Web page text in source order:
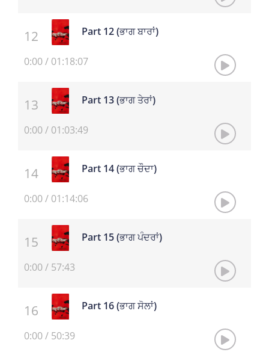
Part 12 (ਭਾਗ ਬਾਰਾਂ)
0:00/ 01:18:07
Part 13 (ਭਾਗ ਤੇਰਾਂ)
0:00/ 01:03:49
Part 14 (ਭਾਗ ਚੌਦਾ)
0:00/ 01:14:06
Part 15 (ਭਾਗ ਪੰਦਰਾਂ)
0:00/ 57:43
Part 16 (ਭਾਗ ਸੋਲਾਂ)
0:00/ 50:39